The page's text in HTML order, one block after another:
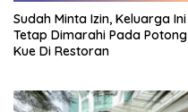
Sudah Minta Izin, Keluarga Ini
Tetap Dimarahi Pada Potong
Kue Di Restoran